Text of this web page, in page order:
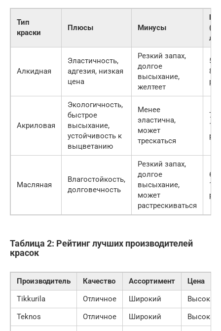
Тип
краски
Плюсы Минусы
л)
Алкидная
Эластичность,
адгезия, низкая
цена
Резкий запах,
долгое
высыхание,
желтеет
800
Акриловая
Экологичность,
быстрое
высыхание,
устойчивость к
выцветанию
Менее
эластична,
может
трескаться
Масляная
Влагостойкость,
долговечность
Резкий запах,
долгое
высыхание,
может
растрескиваться
Таблица 2: Рейтинг лучших производителей
красок
Производитель Качество Ассортимент
Цена
Tikkurila
Отличное Широкий
Высокая
Teknos
Отличное Широкий
Высокая